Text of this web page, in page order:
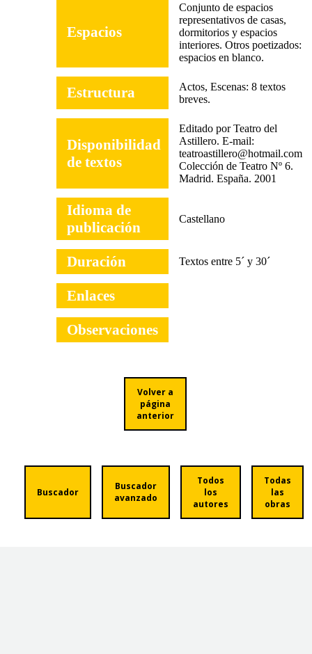
Espacios
Conjunto de espacios
representativos de casas,
dormitorios y espacios
interiores. Otros poetizados:
espacios en blanco.
Estructura
Actos, Escenas: 8 textos
breves.
Disponibilidad
de textos
Editado por Teatro del
Astillero. E-mail:
teatroastillero@hotmail.com
Colección de Teatro Nº 6.
Madrid. España. 2001
Idioma de
publicación
Castellano
Duración Textos entre 5´ y 30´
Enlaces
Observaciones
Volver a
página
anterior
Buscador
Buscador
avanzado
Todos
los
autores
Todas
las
obras